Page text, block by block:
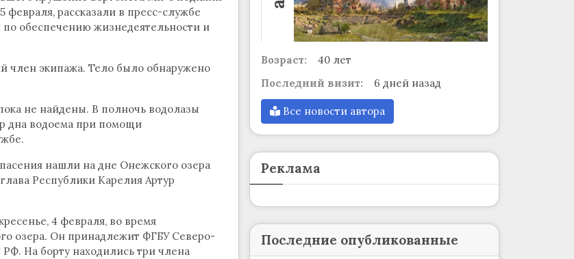
февраля, рассказали в пресс-службе
по обеспечению жизнедеятельности и
член экипажа. Тело было обнаружено
не найдены. В полночь водолазы
дна водоема при помощи
нашли на дне Онежского озера
Республики Карелия Артур
4 февраля, во время
озера. Он принадлежит ФГБУ Северо-
На борту находились три члена
Возраст:
40 лет
Последний визит:
6 дней назад
Все новости автора
Реклама
Последние опубликованные